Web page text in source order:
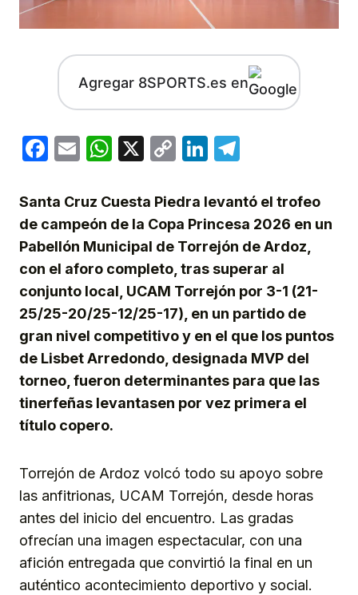
Agregar 8SPORTS.es en
Facebook
EmailWhatsApp
X
CopyLinkedIn
Santa Cruz Cuesta Piedra levantó el trofeo
de campeón de la Copa Princesa 2026 en un
Pabellón Municipal de Torrejón de Ardoz,
con el aforo completo, tras superar al
conjunto local, UCAM Torrejón por 3-1 (21-
25/25-20/25-12/25-17), en un partido de
gran nivel competitivo y en el que los puntos
de Lisbet Arredondo, designada MVP del
torneo, fueron determinantes para que las
tinerfeñas levantasen por vez primera el
título copero.
Torrejón de Ardoz volcó todo su apoyo sobre
las anfitrionas, UCAM Torrejón, desde horas
antes del inicio del encuentro. Las gradas
ofrecían una imagen espectacular, con una
afición entregada que convirtió la final en un
auténtico acontecimiento deportivo y social.